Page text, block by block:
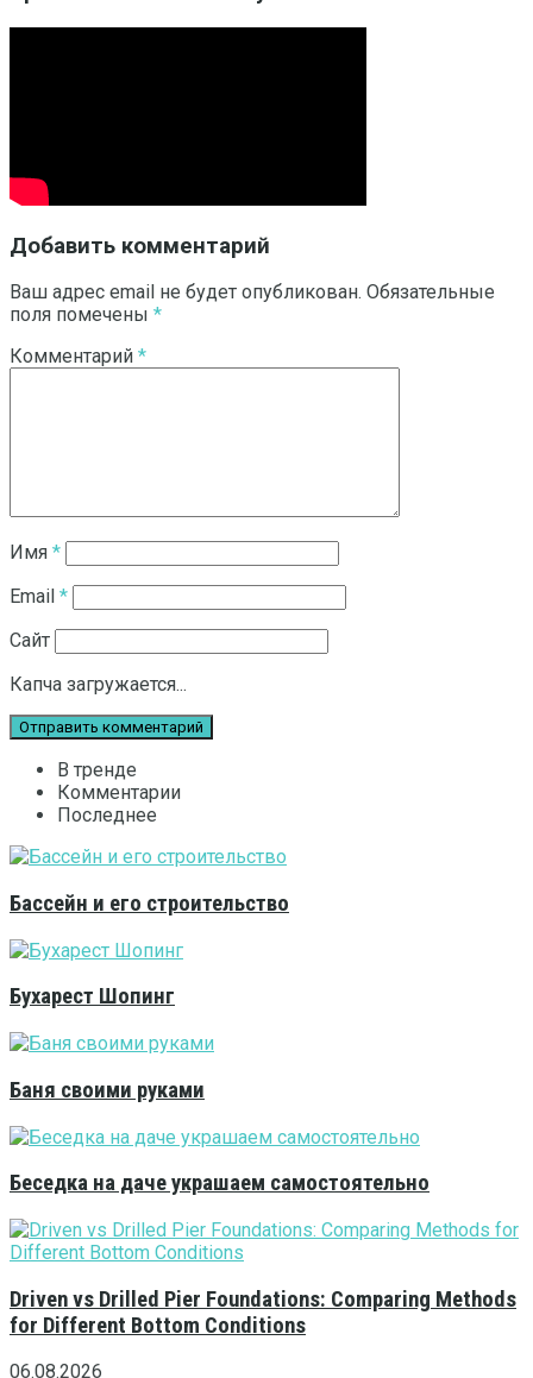
Добавить комментарий
Ваш адрес email не будет опубликован. Обязательные
поля помечены *
Комментарий *
Имя *
Email *
Сайт
Капча загружается...
В тренде
Комментарии
Последнее
Бассейн и его строительство
Бухарест Шопинг
Баня своими руками
Беседка на даче украшаем самостоятельно
Driven vs Drilled Pier Foundations: Comparing Methods
for Different Bottom Conditions
06.08.2026